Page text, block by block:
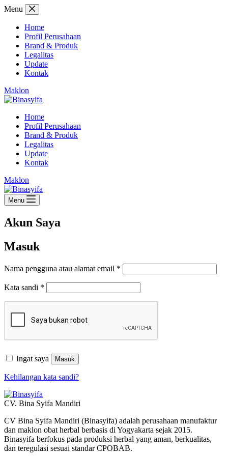
Skip
content
Menu
Home
Profil Perusahaan
Brand & Produk
Legalitas
Update
Kontak
Maklon
Home
Profil Perusahaan
Brand & Produk
Legalitas
Update
Kontak
Maklon
Menu
Akun Saya
Masuk
Nama pengguna atau alamat email *
Kata sandi *
Ingat saya Masuk
Kehilangan kata sandi?
CV. Bina Syifa Mandiri
CV Bina Syifa Mandiri (Binasyifa) adalah perusahaan manufaktur
dan maklon obat herbal berbasis di Yogyakarta sejak 2015.
Binasyifa berfokus pada produksi herbal yang aman, berkualitas,
dan teregulasi sesuai standar CPOBAB.